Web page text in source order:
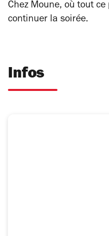
Chez Moune, où tout
continuer la soirée.
Infos